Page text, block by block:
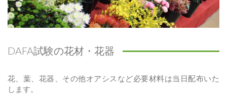
DAFA試験の花材・花器
花、葉、花器、その他オアシスなど必要材料は当日配布いた
します。